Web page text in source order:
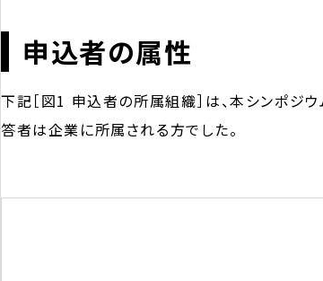
申込者の属性
下記［図1 申込者の所属組織］は、本シンポジ
答者は企業に所属される方でした。